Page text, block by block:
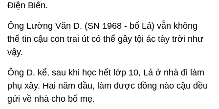
Điện Biên.
Ông Lường Văn D. (SN 1968 - bố Lả) vẫn không
thể tin cậu con trai út có thể gây tội ác tày trời như
vậy.
Ông D. kể, sau khi học hết lớp 10, Lả ở nhà đi làm
phụ xây. Hai năm đầu, làm được đồng nào cậu đều
gửi về nhà cho bố mẹ.